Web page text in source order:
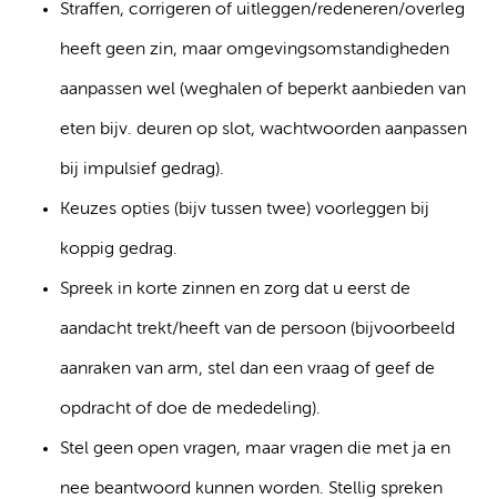
Straffen, corrigeren of uitleggen/redeneren/overleg
heeft geen zin, maar omgevingsomstandigheden
aanpassen wel (weghalen of beperkt aanbieden van
eten bijv. deuren op slot, wachtwoorden aanpassen
bij impulsief gedrag).
Keuzes opties (bijv tussen twee) voorleggen bij
koppig gedrag.
Spreek in korte zinnen en zorg dat u eerst de
aandacht trekt/heeft van de persoon (bijvoorbeeld
aanraken van arm, stel dan een vraag of geef de
opdracht of doe de mededeling).
Stel geen open vragen, maar vragen die met ja en
nee beantwoord kunnen worden. Stellig spreken